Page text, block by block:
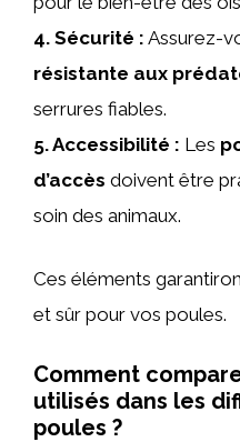
4. Sécurité : Assurez-
résistante aux
serrures fiables.
5.Accessibilité : Les
d’accès doivent être
soin des animaux.
Ces éléments
et sûr pour vos poules.
Comment
utilisés dans les
poules ?